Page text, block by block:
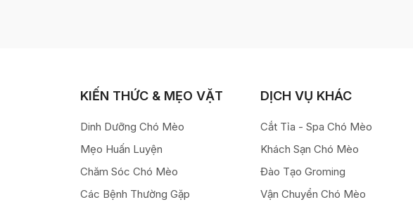
KIẾN THỨC & MẸO VẶT
Dinh Dưỡng Chó Mèo
Mẹo Huấn Luyện
Chăm Sóc Chó Mèo
Các Bệnh Thường Gặp
DỊCH VỤ KHÁC
Cắt Tỉa - Spa Chó Mèo
Khách Sạn Chó Mèo
Đào Tạo Groming
Vận Chuyển Chó Mèo